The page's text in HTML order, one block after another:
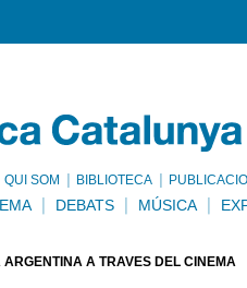
QUI SOM BIBLIOTECA
DEBATS MÚSICA
ARGENTINA A TRAVÉS DEL CINEMA